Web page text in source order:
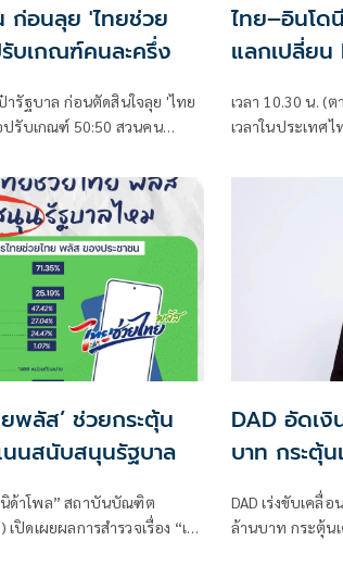
ก่อนลุย 'ไทยช่วย
บเกณฑ์คนละครึ่ง
ารัฐบาล ก่อนตัดสินใจลุย 'ไทย
รับเกณฑ์ 50:50 สวนคน
ไทย–อินโด
แลกเปลี่ย
เวลา 10.30 น. (
เวลาในประเทศ
พลัส’ ช่วยกระตุ้น
นสนับสนุนรัฐบาล
นิด้าโพล” สถาบันบัณฑิต
ดเผยผลการสำรวจเรื่อง “เข้า
DAD อัดเ
บาท กระตุ้น
DAD เร่งขับเคลื่
ล้านบาท กระตุ้น